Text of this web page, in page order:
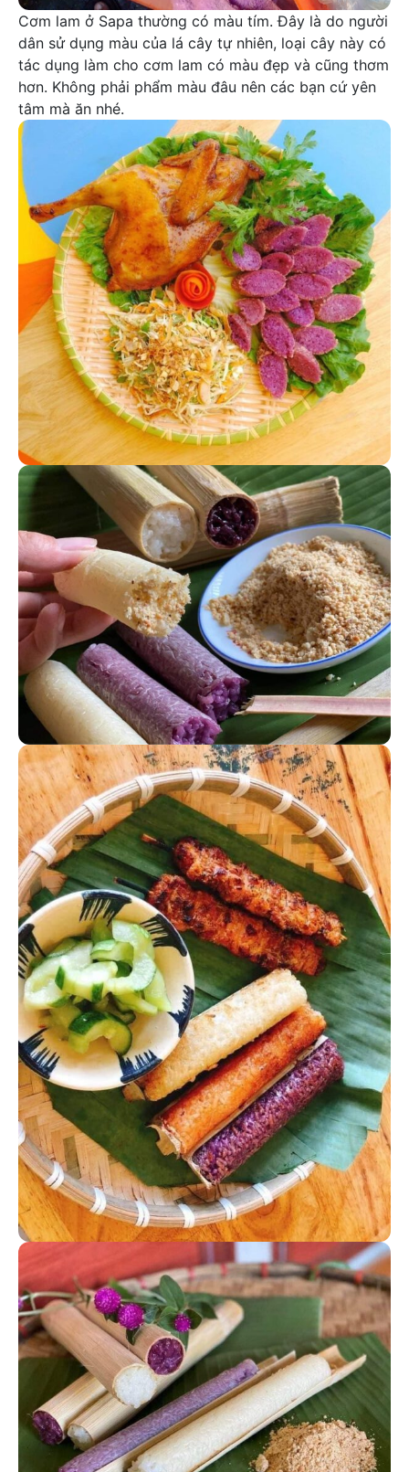
Cơm lam ở Sapa thường có màu tím. Đây là do người
dân sử dụng màu của lá cây tự nhiên, loại cây này có
tác dụng làm cho cơm lam có màu đẹp và cũng thơm
hơn. Không phải phẩm màu đâu nên các bạn cứ yên
tâm mà ăn nhé.